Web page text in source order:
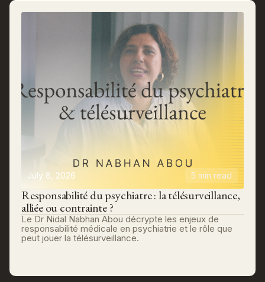
July 8, 2026 5 min read
Responsabilité du psychiatre : la télésurveillance,
alliée ou contrainte ?
Le Dr Nidal Nabhan Abou décrypte les enjeux de
responsabilité médicale en psychiatrie et le rôle que
peut jouer la télésurveillance.